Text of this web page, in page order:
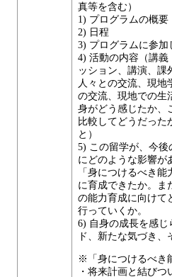
真等を含む）
1) プログラムの概要
2) 日程
3) プログラムに参加
4) 活動の内容（講義
ッション、講演、課
人々との交流、現地
の交流、現地での生
身がどう感じたか、
比較してどうだった
と）
5) この留学が、今後
にどのような影響が
「身につけるべき
に育成できたか。ま
の能力育成に向けて
行っていくか。
6) 自身の成長を感じ
ド、新たな気づき、
※「身につけるべき
・将来計画と結び